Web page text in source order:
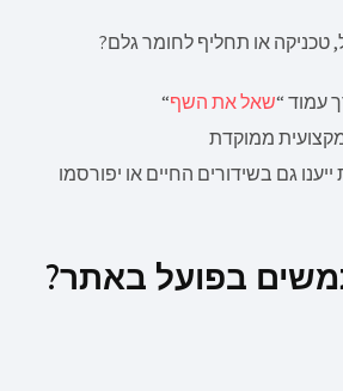
טכניקה או תחליף לחומר גלם?
עמוד “שאל את השף“
ממוקדת
גם בשידורים החיים או יפורסמו